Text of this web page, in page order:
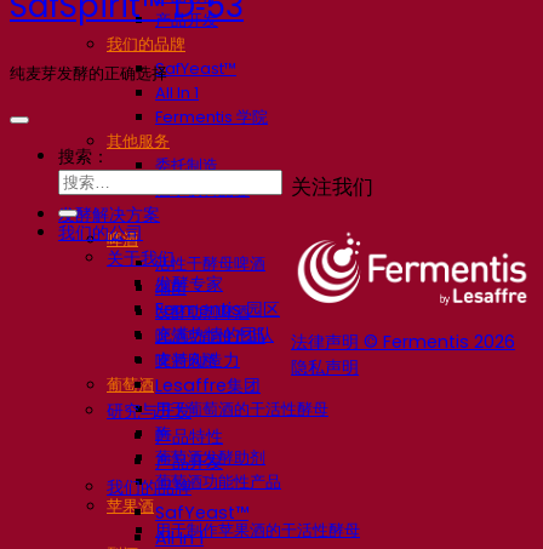
产品开发
我们的品牌
SafYeast™
All In 1
Fermentis 学院
其他服务
委托制造
酒水饮料品鉴
发酵解决方案
啤酒
活性干酵母啤酒
细菌
发酵助剂啤酒
啤酒功能性产品
啤酒风格
葡萄酒
用于葡萄酒的干活性酵母
酶
葡萄酒发酵助剂
葡萄酒功能性产品
苹果酒
用于制作苹果酒的干活性酵母
纯麦芽发酵的正确选择
关注我们
法律声明 © Fermentis 2026
隐私声明
搜索：
我们的公司
关于我们
发酵专家
Fermentis 园区
充满热情的团队
支持创造力
Lesaffre集团
研究与开发
产品特性
产品开发
我们的品牌
SafYeast™
All In 1